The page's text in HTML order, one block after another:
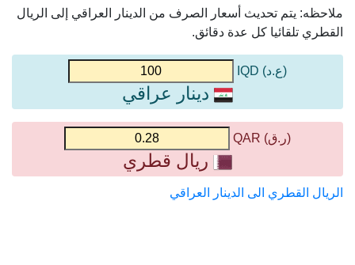
ملاحظه: يتم تحديث أسعار الصرف من الدينار العراقي إلى الريال
القطري تلقائيا كل عدة دقائق.
(ع.د) IQD
دينار عراقي
(ر.ق) QAR
ريال قطري
الريال القطري الى الدينار العراقي